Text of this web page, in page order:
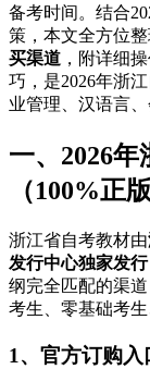
备考时间。结合
策，本文全方位整
买渠道 ，附详细
巧，是2026年浙
业管理、汉语言
一、2026
（100%正
浙江省自考教材由
发行中心独家发行
纲完全匹配的渠
考生、零基础考生
1、官方订购入